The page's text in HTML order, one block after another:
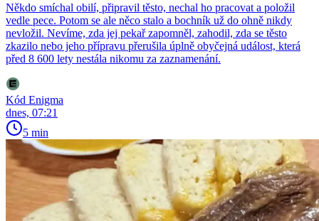
Někdo smíchal obilí, připravil těsto, nechal ho pracovat a položil
vedle pece. Potom se ale něco stalo a bochník už do ohně nikdy
nevložil. Nevíme, zda jej pekař zapomněl, zahodil, zda se těsto
zkazilo nebo jeho přípravu přerušila úplně obyčejná událost, která
před 8 600 lety nestála nikomu za zaznamenání.
Kód Enigma
dnes, 07:21
5 min